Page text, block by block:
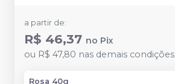
a partir de:
R$ 46,37 no Pix
ou R$ 47,80 nas demais condições
Rosa 40g